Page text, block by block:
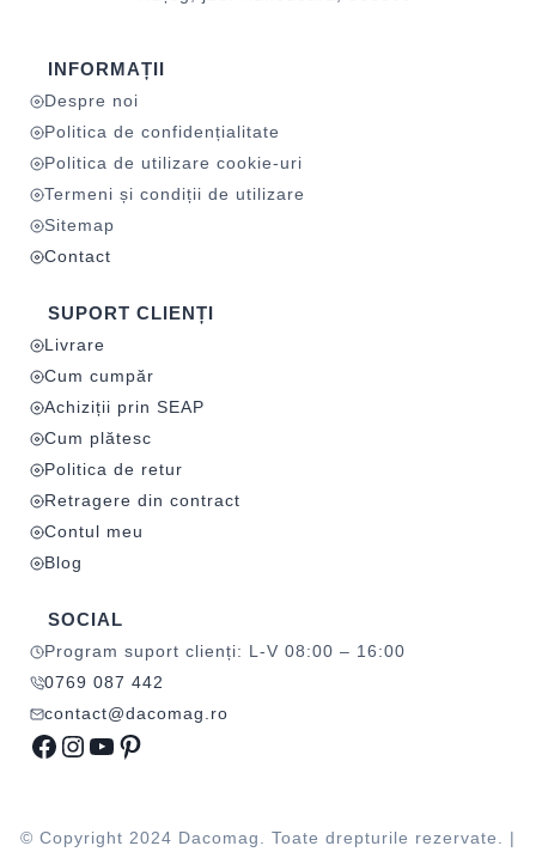
INFORMAȚII
Despre noi
Politica de confidențialitate
Politica de utilizare cookie-uri
Termeni și condiții de utilizare
Sitemap
Contact
SUPORT CLIENȚI
Livrare
Cum cumpăr
Achiziții prin SEAP
Cum plătesc
Politica de retur
Retragere din contract
Contul meu
Blog
SOCIAL
Program suport clienți: L-V 08:00 – 16:00
0769 087 442
contact@dacomag.ro
Facebook
Instagram
YouTube
Pinterest
© Copyright 2024 Dacomag. Toate drepturile rezervate. |